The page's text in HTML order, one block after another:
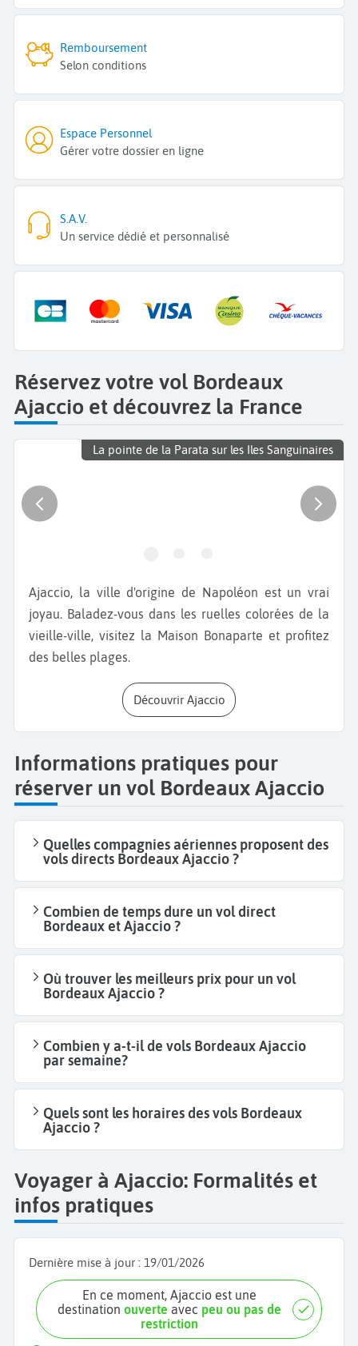
Remboursement
Selon conditions
Espace Personnel
Gérer votre dossier en ligne
S.A.V.
Un service dédié et personnalisé
Réservez votre vol Bordeaux
Ajaccio et découvrez la France
La pointe de la Parata sur les Iles Sanguinaires
Ajaccio, la ville d'origine de Napoléon est un vrai
joyau. Baladez-vous dans les ruelles colorées de la
vieille-ville, visitez la Maison Bonaparte et profitez
des belles plages.
Découvrir Ajaccio
Informations pratiques pour
réserver un vol Bordeaux Ajaccio
Quelles compagnies aériennes proposent des
vols directs Bordeaux Ajaccio ?
Combien de temps dure un vol direct
Bordeaux et Ajaccio ?
Où trouver les meilleurs prix pour un vol
Bordeaux Ajaccio ?
Combien y a-t-il de vols Bordeaux Ajaccio
par semaine?
Quels sont les horaires des vols Bordeaux
Ajaccio ?
Voyager à Ajaccio: Formalités et
infos pratiques
Dernière mise à jour : 19/01/2026
En ce moment, Ajaccio est une
destinationouverte avec peu ou pas de
restriction